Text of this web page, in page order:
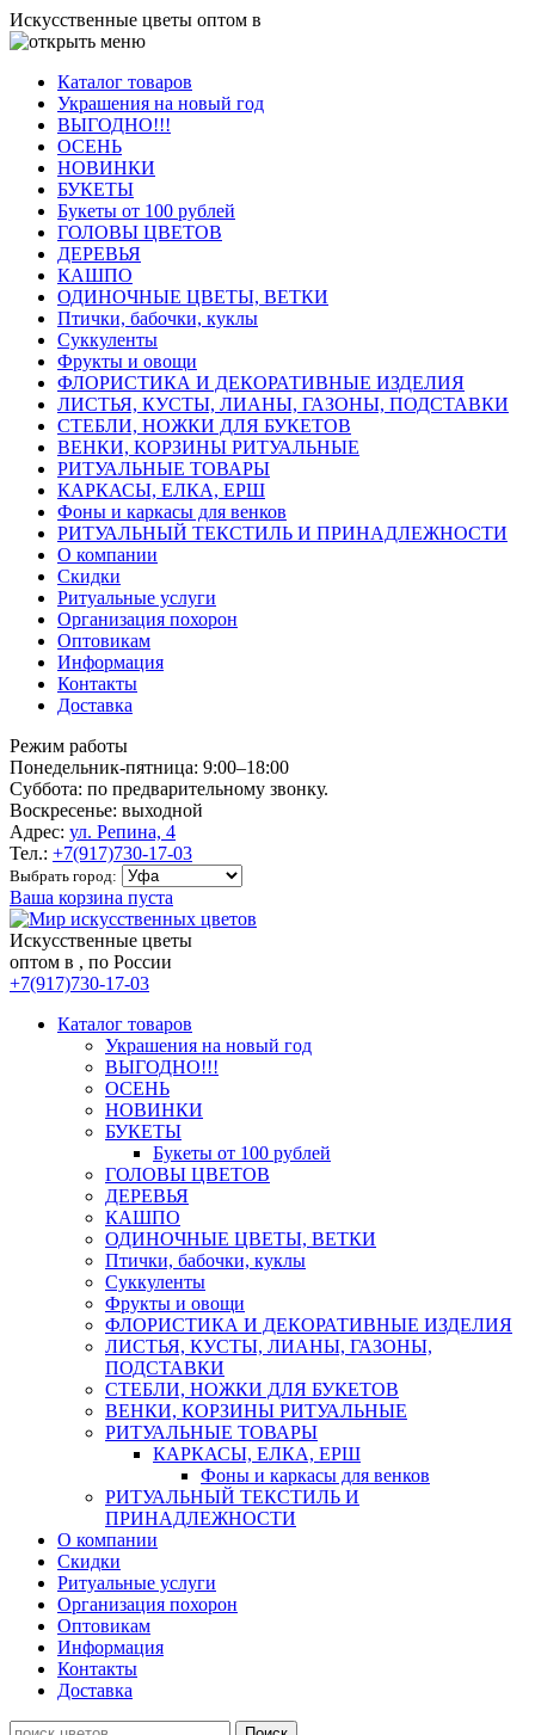
Искусственные цветы оптом в
Каталог товаров
Украшения на новый год
ВЫГОДНО!!!
ОСЕНЬ
НОВИНКИ
БУКЕТЫ
Букеты от 100 рублей
ГОЛОВЫ ЦВЕТОВ
ДЕРЕВЬЯ
КАШПО
ОДИНОЧНЫЕ ЦВЕТЫ, ВЕТКИ
Птички, бабочки, куклы
Суккуленты
Фрукты и овощи
ФЛОРИСТИКА И ДЕКОРАТИВНЫЕ ИЗДЕЛИЯ
ЛИСТЬЯ, КУСТЫ, ЛИАНЫ, ГАЗОНЫ, ПОДСТАВКИ
СТЕБЛИ, НОЖКИ ДЛЯ БУКЕТОВ
ВЕНКИ, КОРЗИНЫ РИТУАЛЬНЫЕ
РИТУАЛЬНЫЕ ТОВАРЫ
КАРКАСЫ, ЕЛКА, ЕРШ
Фоны и каркасы для венков
РИТУАЛЬНЫЙ ТЕКСТИЛЬ И ПРИНАДЛЕЖНОСТИ
О компании
Скидки
Ритуальные услуги
Организация похорон
Оптовикам
Информация
Контакты
Доставка
Режим работы
Понедельник-пятница: 9:00–18:00
Суббота: по предварительному звонку.
Воскресенье: выходной
Адрес: ул. Репина, 4
Тел.: +7(917)730-17-03
Выбрать город:
Ваша корзина пуста
Искусственные цветы
оптом в , по России
+7(917)730-17-03
Каталог товаров
Украшения на новый год
ВЫГОДНО!!!
ОСЕНЬ
НОВИНКИ
БУКЕТЫ
Букеты от 100 рублей
ГОЛОВЫ ЦВЕТОВ
ДЕРЕВЬЯ
КАШПО
ОДИНОЧНЫЕ ЦВЕТЫ, ВЕТКИ
Птички, бабочки, куклы
Суккуленты
Фрукты и овощи
ФЛОРИСТИКА И ДЕКОРАТИВНЫЕ ИЗДЕЛИЯ
ЛИСТЬЯ, КУСТЫ, ЛИАНЫ, ГАЗОНЫ,
ПОДСТАВКИ
СТЕБЛИ, НОЖКИ ДЛЯ БУКЕТОВ
ВЕНКИ, КОРЗИНЫ РИТУАЛЬНЫЕ
РИТУАЛЬНЫЕ ТОВАРЫ
КАРКАСЫ, ЕЛКА, ЕРШ
Фоны и каркасы для венков
РИТУАЛЬНЫЙ ТЕКСТИЛЬ И
ПРИНАДЛЕЖНОСТИ
О компании
Скидки
Ритуальные услуги
Организация похорон
Оптовикам
Информация
Контакты
Доставка